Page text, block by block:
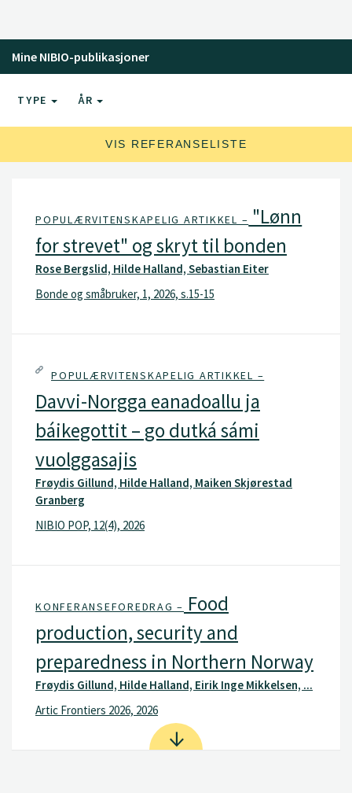
Mine NIBIO-publikasjoner
TYPE ÅR
VIS REFERANSELISTE
POPULÆRVITENSKAPELIG ARTIKKEL – "Lønn
for strevet" og skryt til bonden
Rose Bergslid, Hilde Halland, Sebastian Eiter
Bonde og småbruker, 1, 2026, s.15-15
POPULÆRVITENSKAPELIG ARTIKKEL –
Davvi-Norgga eanadoallu ja
báikegottit – go dutká sámi
vuolggasajis
Frøydis Gillund, Hilde Halland, Maiken Skjørestad
Granberg
NIBIO POP, 12(4), 2026
KONFERANSEFOREDRAG – Food
production, security and
preparedness in Northern Norway
Frøydis Gillund, Hilde Halland, Eirik Inge Mikkelsen, ...
Artic Frontiers 2026, 2026